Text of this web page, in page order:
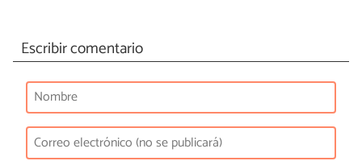
Escribir comentario